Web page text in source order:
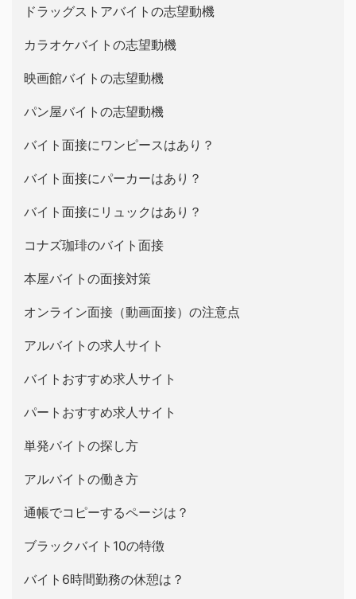
ドラッグストアバイトの志望動機
カラオケバイトの志望動機
映画館バイトの志望動機
パン屋バイトの志望動機
バイト面接にワンピースはあり？
バイト面接にパーカーはあり？
バイト面接にリュックはあり？
コナズ珈琲のバイト面接
本屋バイトの面接対策
オンライン面接（動画面接）の注意点
アルバイトの求人サイト
バイトおすすめ求人サイト
パートおすすめ求人サイト
単発バイトの探し方
アルバイトの働き方
通帳でコピーするページは？
ブラックバイト10の特徴
バイト6時間勤務の休憩は？